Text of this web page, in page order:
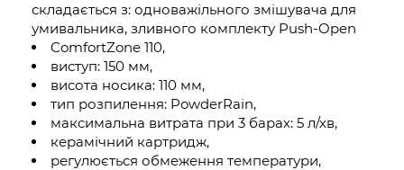
складається з: одноважільного змішувача для
умивальника, зливного комплекту Push-Open
ComfortZone 110,
виступ: 150 мм,
висота носика: 110 мм,
тип розпилення: PowderRain,
максимальна витрата при 3 барах: 5 л/хв,
керамічний картридж,
регулюється обмеження температури,